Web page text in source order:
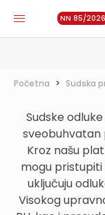
NN 85/2026
Početna > Sudska
Sudske
sveobuhvatan
Kroz našu
mogu pristupiti
uključuju
Visokog